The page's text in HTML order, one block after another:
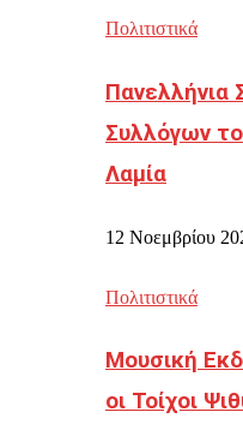
Πολιτιστικά
Πανελλήνια
Συλλόγων
Λαμία
12 Νοεμβρίου
Πολιτιστικά
Μουσική
οι Τοίχοι